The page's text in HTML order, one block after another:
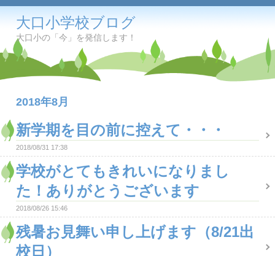
大口小学校ブログ
大口小の「今」を発信します！
2018年8月
新学期を目の前に控えて・・・
2018/08/31 17:38
学校がとてもきれいになりまし
た！ありがとうございます
2018/08/26 15:46
残暑お見舞い申し上げます（8/21出
校日）